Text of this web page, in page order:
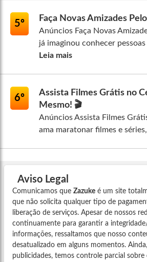
5º
Faça Novas Amizades
Anúncios Faça Novas
já imaginou conhecer
Leia mais
6º
Assista Filmes Grátis no
Mesmo! 🎬
Anúncios Assista Filmes
ama maratonar filmes e
Aviso Legal
Comunicamos que Zazuke é um site
que não solicita qualquer tipo de
liberação de serviços. Apesar de nossos
continuamente para garantir a
informações, ressaltamos que nosso
desatualizado em alguns momentos.
publicidades, temos controle parcial sobre